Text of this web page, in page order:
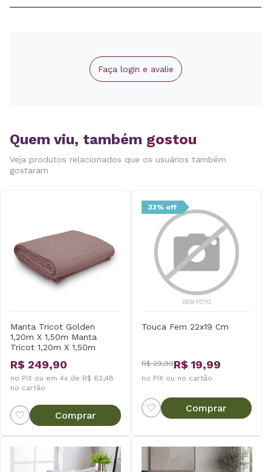
Faça login e avalie
Quem viu, também gostou
Veja produtos relacionados que os usuários também
gostaram
Manta Tricot Golden
1,20m X 1,50m Manta
Tricot 1,20m X 1,50m
R$ 249,90
no PIX ou em 4x de R$ 62,48
no cartão
Comprar
33% off
Touca Fem 22x19 Cm
R$ 29,99R$ 19,99
no PIX ou no cartão
Comprar